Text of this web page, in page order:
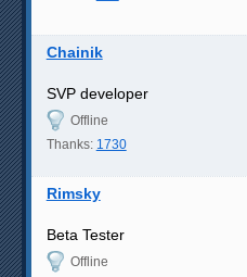
Chainik
SVP developer
Offline
Thanks: 1730
Rimsky
Beta Tester
Offline